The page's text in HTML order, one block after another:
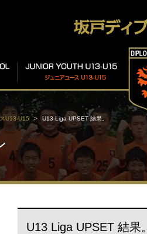
U13-U15 U13 Liga UPSET 結果。
U13 Liga UPSET 結果。